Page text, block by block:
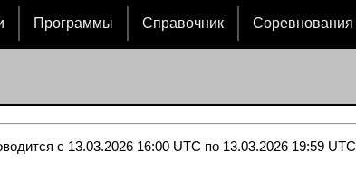
Программы Справочник Соревнования
с 13.03.2026 16:00 UTC по 13.03.2026 19:59 UTC